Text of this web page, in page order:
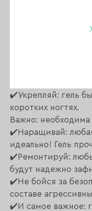
Жесткий
Имеет остаточную
✔️Укрепляй: гель
коротких ногтях.
Важно:
✔️Наращивай:
идеально! Гель
✔️Ремонтируй:
будут надежно
✔️Не бойся за
составе
✔️И самое важное: